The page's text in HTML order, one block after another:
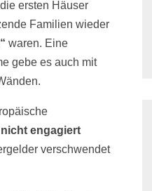
ersten Häuser
Familien wieder
waren. Eine
gebe es auch mit
engagiert
verschwendet